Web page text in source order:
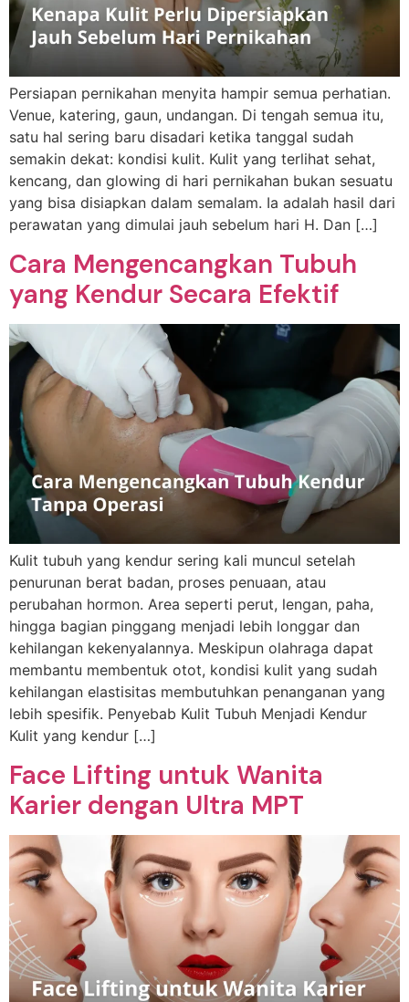
Persiapan pernikahan menyita hampir semua perhatian.
Venue, katering, gaun, undangan. Di tengah semua itu,
satu hal sering baru disadari ketika tanggal sudah
semakin dekat: kondisi kulit. Kulit yang terlihat sehat,
kencang, dan glowing di hari pernikahan bukan sesuatu
yang bisa disiapkan dalam semalam. Ia adalah hasil dari
perawatan yang dimulai jauh sebelum hari H. Dan […]
Cara Mengencangkan Tubuh
yang Kendur Secara Efektif
Kulit tubuh yang kendur sering kali muncul setelah
penurunan berat badan, proses penuaan, atau
perubahan hormon. Area seperti perut, lengan, paha,
hingga bagian pinggang menjadi lebih longgar dan
kehilangan kekenyalannya. Meskipun olahraga dapat
membantu membentuk otot, kondisi kulit yang sudah
kehilangan elastisitas membutuhkan penanganan yang
lebih spesifik. Penyebab Kulit Tubuh Menjadi Kendur
Kulit yang kendur […]
Face Lifting untuk Wanita
Karier dengan Ultra MPT